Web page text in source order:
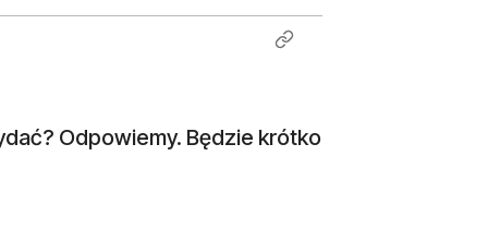
Odpowiemy. Będzie krótko